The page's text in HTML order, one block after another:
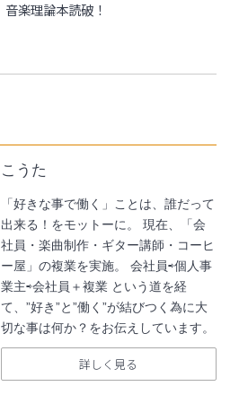
音楽理論本読破！
こうた
「好きな事で働く」ことは、誰だって
出来る！をモットーに。 現在、「会
社員・楽曲制作・ギター講師・コーヒ
ー屋」の複業を実施。 会社員⇨個人事
業主⇨会社員＋複業 という道を経
て、”好き”と”働く”が結びつく為に大
切な事は何か？をお伝えしています。
詳しく見る